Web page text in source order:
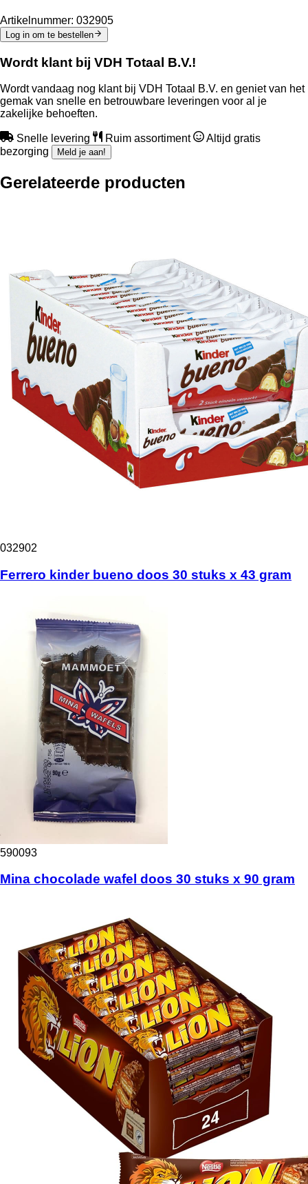
Artikelnummer: 032905
Log in om te bestellen
Wordt klant bij VDH Totaal B.V.!
Wordt vandaag nog klant bij VDH Totaal B.V. en geniet van het
gemak van snelle en betrouwbare leveringen voor al je
zakelijke behoeften.
Snelle levering Ruim assortiment
Altijd gratis
bezorging
Meld je aan!
Gerelateerde producten
032902
Ferrero kinder bueno doos 30 stuks x 43 gram
590093
Mina chocolade wafel doos 30 stuks x 90 gram